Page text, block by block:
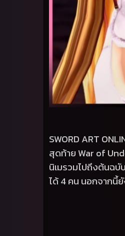
SWORD ART
สุดท้ายWar of
นิเมรวมไปถึงต้นฉบั
ได้4คน นอกจากนี้